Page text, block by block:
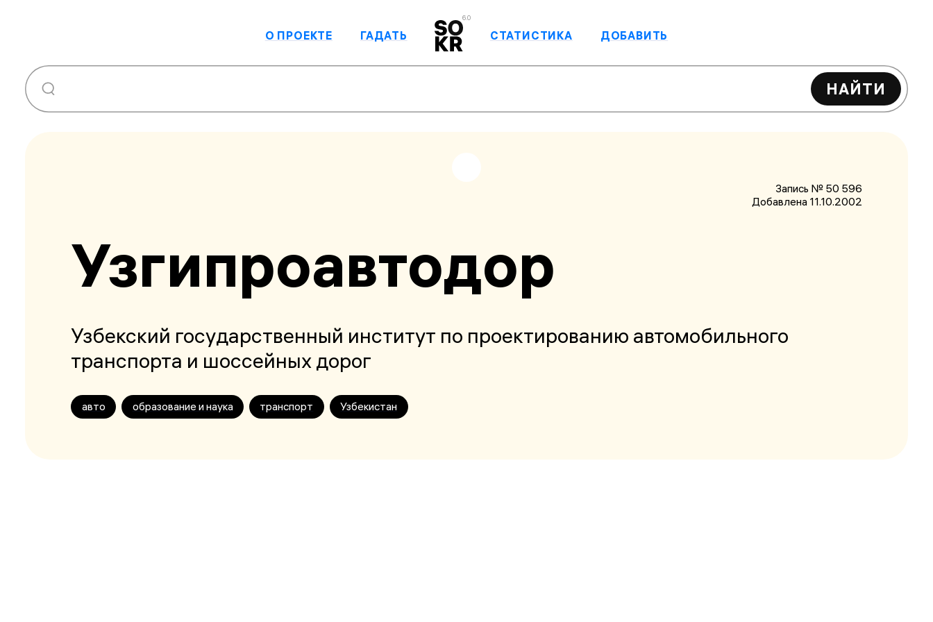
6.0
О ПРОЕКТЕ ГАДАТЬ СТАТИСТИКА ДОБАВИТЬ
НАЙТИ
Запись № 50 596
Добавлена 11.10.2002
Узгипроавтодор
Узбекский государственный институт по проектированию автомобильного
транспорта и шоссейных дорог
авто образование и наука транспорт Узбекистан